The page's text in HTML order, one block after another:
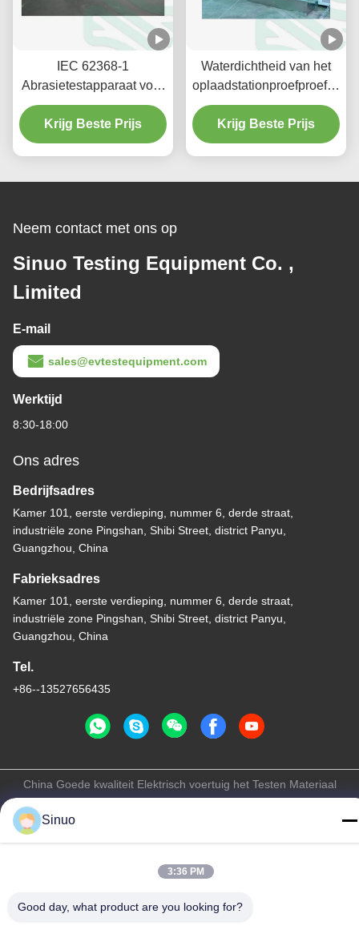
IEC 62368-1
Abrasietestapparaat voor
etikettering van
elektrische voertuigen
Krijg Beste Prijs
Waterdichtheid van het
IEC 60529
Krijg Beste Prijs
Neem contact met ons op
Sinuo Testing Equipment Co. ,
Limited
E-mail
sales@evtestequipment.com
Werktijd
8:30-18:00
Ons adres
Bedrijfsadres
Kamer 101, eerste verdieping, nummer 6, derde straat,
industriële zone Pingshan, Shibi Street, district Panyu,
Guangzhou, China
Fabrieksadres
Kamer 101, eerste verdieping, nummer 6, derde straat,
industriële zone Pingshan, Shibi Street, district Panyu,
Guangzhou, China
Tel.
+86--13527656435
Privacybeleid|Sitemap
China Goede kwaliteit Elektrisch voertuig het Testen Materiaal
Auteursrecht © -2026 Sinuo Testing Equipment Co. , Limited Alle
Sinuo
3:36 PM
Good day, what product are you looking for?